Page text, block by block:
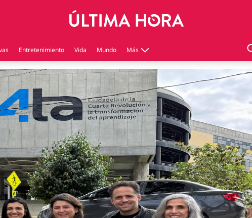
Entretenimiento Vida Mundo Más
Virales
Tecnología
Economía
Estilo de vida
Contenido patrocinado
Instagram